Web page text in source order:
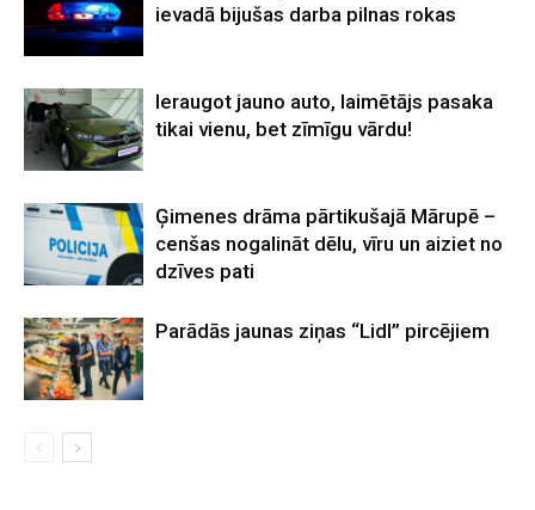
ievadā bijušas darba pilnas rokas
Ieraugot jauno auto, laimētājs pasaka
tikai vienu, bet zīmīgu vārdu!
Ģimenes drāma pārtikušajā Mārupē –
cenšas nogalināt dēlu, vīru un aiziet no
dzīves pati
Parādās jaunas ziņas “Lidl” pircējiem